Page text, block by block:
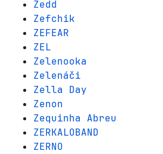
Zedd
Zefchik
ZEFEAR
ZEL
Zelenooka
Zelenáči
Zella Day
Zenon
Zequinha Abreu
ZERKALOBAND
ZERNO